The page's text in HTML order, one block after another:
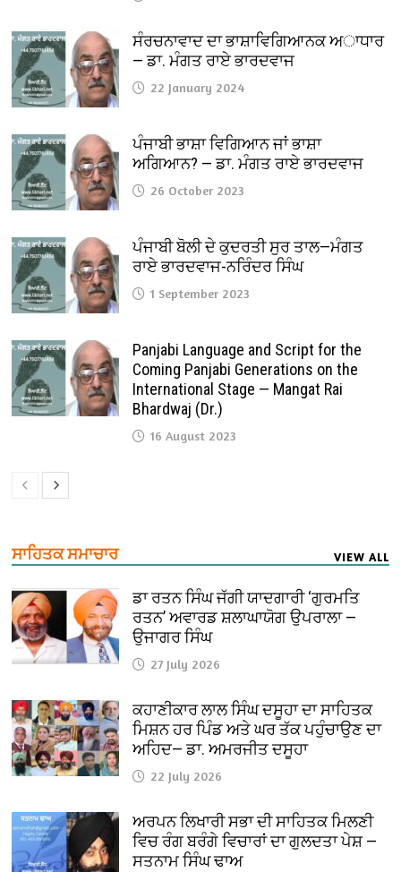
ਸੰਰਚਨਾਵਾਦ ਦਾ ਭਾਸ਼ਾਵਿਗਿਆਨਕ ਅਾਧਾਰ
— ਡਾ. ਮੰਗਤ ਰਾਏ ਭਾਰਦਵਾਜ
22 January 2024
ਪੰਜਾਬੀ ਭਾਸ਼ਾ ਵਿਗਿਆਨ ਜਾਂ ਭਾਸ਼ਾ
ਅਗਿਆਨ? — ਡਾ. ਮੰਗਤ ਰਾਏ ਭਾਰਦਵਾਜ
26 October 2023
ਪੰਜਾਬੀ ਬੋਲੀ ਦੇ ਕੁਦਰਤੀ ਸੁਰ ਤਾਲ—ਮੰਗਤ
ਰਾਏ ਭਾਰਦਵਾਜ-ਨਰਿੰਦਰ ਸਿੰਘ
1 September 2023
Panjabi Language and Script for the
Coming Panjabi Generations on the
International Stage — Mangat Rai
Bhardwaj (Dr.)
16 August 2023
ਸਾਹਿਤਕ ਸਮਾਚਾਰ VIEW ALL
ਡਾ ਰਤਨ ਸਿੰਘ ਜੱਗੀ ਯਾਦਗਾਰੀ ‘ਗੁਰਮਤਿ
ਰਤਨ’ ਅਵਾਰਡ ਸ਼ਲਾਘਾਯੋਗ ਉਪਰਾਲਾ —
ਉਜਾਗਰ ਸਿੰਘ
27 July 2026
ਕਹਾਣੀਕਾਰ ਲਾਲ ਸਿੰਘ ਦਸੂਹਾ ਦਾ ਸਾਹਿਤਕ
ਮਿਸ਼ਨ ਹਰ ਪਿੰਡ ਅਤੇ ਘਰ ਤੱਕ ਪਹੁੰਚਾਉਣ ਦਾ
ਅਹਿਦ— ਡਾ. ਅਮਰਜੀਤ ਦਸੂਹਾ
22 July 2026
ਅਰਪਨ ਲਿਖਾਰੀ ਸਭਾ ਦੀ ਸਾਹਿਤਕ ਮਿਲਣੀ
ਵਿਚ ਰੰਗ ਬਰੰਗੇ ਵਿਚਾਰਾਂ ਦਾ ਗੁਲਦਤਾ ਪੇਸ਼ —
ਸਤਨਾਮ ਸਿੰਘ ਢਾਅ